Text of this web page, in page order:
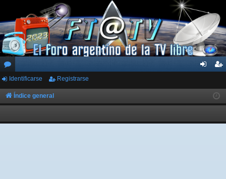
or
os
ar
ist
rs
Identificarse Registrarse
Índice general